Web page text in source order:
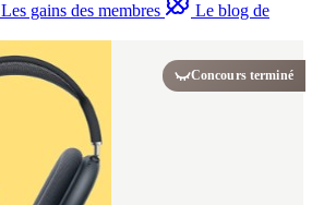
Les gains des membres
Le blog de
Concours terminé